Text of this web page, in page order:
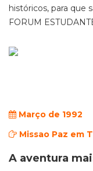
históricos, para que
FORUM
Março de 1992
Missao Paz em
A aventura